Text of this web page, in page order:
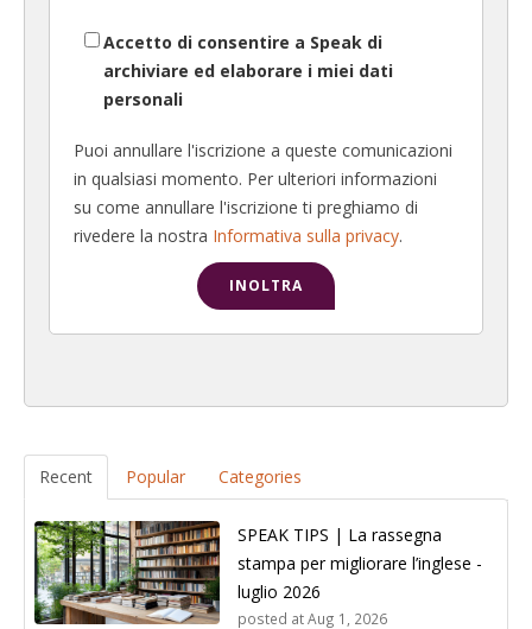
Accetto di consentire a Speak di
archiviare ed elaborare i miei dati
personali
Puoi annullare l'iscrizione a queste comunicazioni
in qualsiasi momento. Per ulteriori informazioni
su come annullare l'iscrizione ti preghiamo di
rivedere la nostra Informativa sulla privacy.
Recent Popular Categories
SPEAK TIPS | La rassegna
stampa per migliorare l’inglese -
luglio 2026
posted atAug 1, 2026